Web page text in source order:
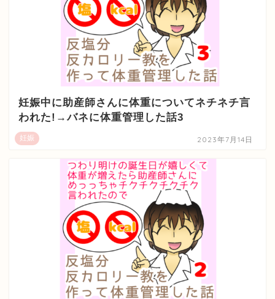
妊娠
妊娠中に助産師さんに体重についてネチネチ言
われた!→バネに体重管理した話3
2023年7月14日